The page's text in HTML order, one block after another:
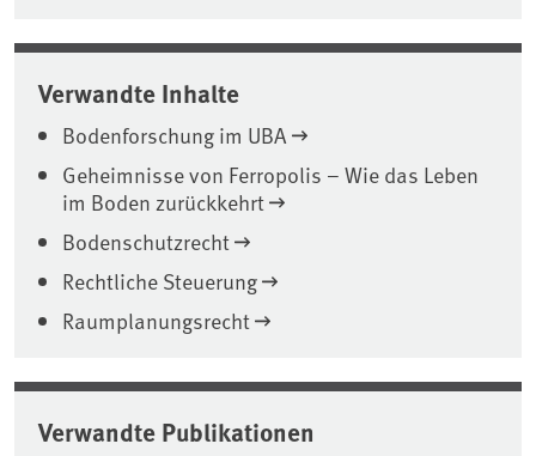
Verwandte Inhalte
Bodenforschung im UBA
Geheimnisse von Ferropolis – Wie das Leben
im Boden zurückkehrt
Bodenschutzrecht
Rechtliche Steuerung
Raumplanungsrecht
Verwandte Publikationen